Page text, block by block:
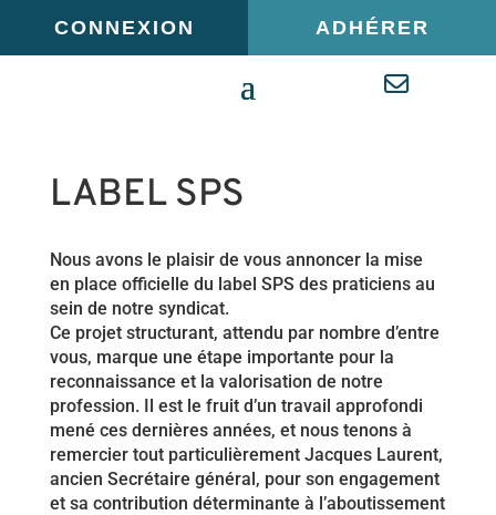
CONNEXION ADHÉRER
LABEL SPS
Nous avons le plaisir de vous annoncer la mise
en place officielle du label SPS des praticiens au
sein de notre syndicat.
Ce projet structurant, attendu par nombre d’entre
vous, marque une étape importante pour la
reconnaissance et la valorisation de notre
profession. Il est le fruit d’un travail approfondi
mené ces dernières années, et nous tenons à
remercier tout particulièrement Jacques Laurent,
ancien Secrétaire général, pour son engagement
et sa contribution déterminante à l’aboutissement